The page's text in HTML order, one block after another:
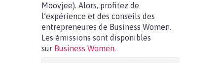
Moovjee). Alors, profitez de
l’expérience et des conseils des
entrepreneures de Business Women.
Les émissions sont disponibles
sur Business Women.